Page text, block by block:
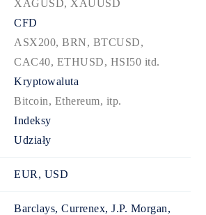
XAGUSD, XAUUSD
CFD
ASX200, BRN, BTCUSD,
CAC40, ETHUSD, HSI50 itd.
Kryptowaluta
Bitcoin, Ethereum, itp.
Indeksy
Udziały
EUR, USD
Barclays, Currenex, J.P. Morgan,